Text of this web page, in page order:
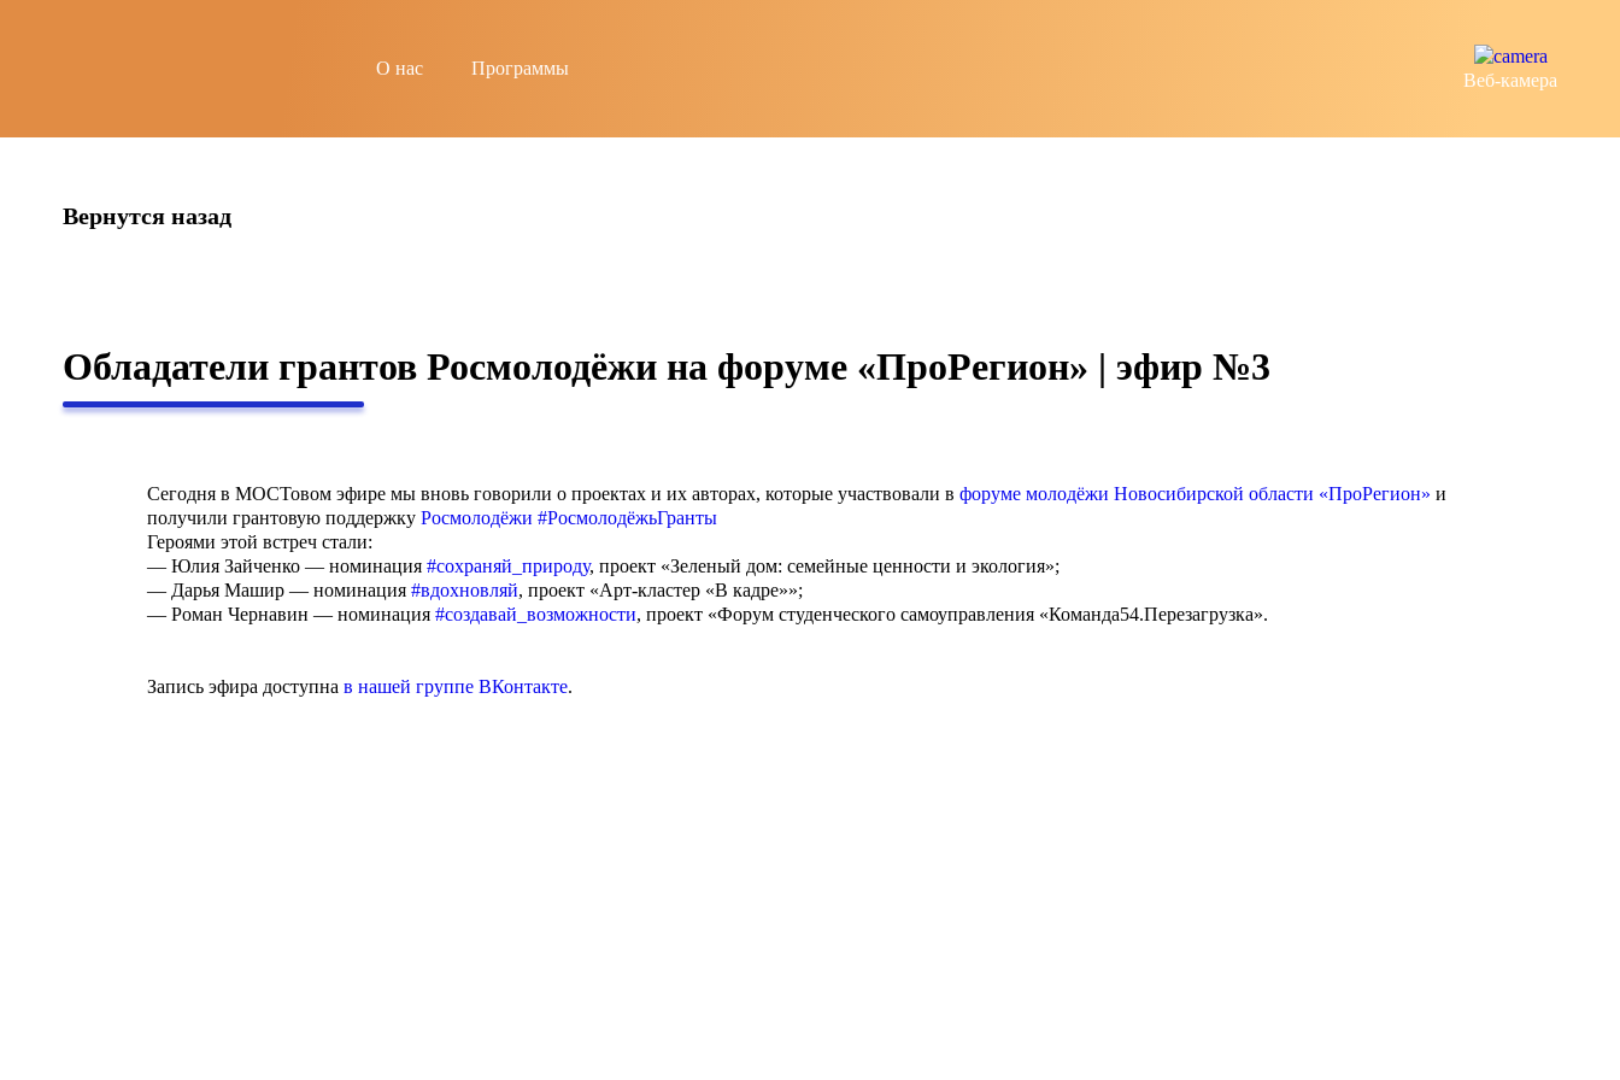
О нас Программы
Веб-камера
Вернутся назад
Обладатели грантов Росмолодёжи на форуме «ПроРегион» | эфир №3
Сегодня в МОСТовом эфире мы вновь говорили о проектах и их авторах, которые участвовали в форуме молодёжи Новосибирской области «ПроРегион» и
получили грантовую поддержку Росмолодёжи #РосмолодёжьГранты
Героями этой встреч стали:
— Юлия Зайченко — номинация #сохраняй_природу, проект «Зеленый дом: семейные ценности и экология»;
— Дарья Машир — номинация #вдохновляй, проект «Арт-кластер «В кадре»»;
— Роман Чернавин — номинация #создавай_возможности, проект «Форум студенческого самоуправления «Команда54.Перезагрузка».
Запись эфира доступна в нашей группе ВКонтакте.